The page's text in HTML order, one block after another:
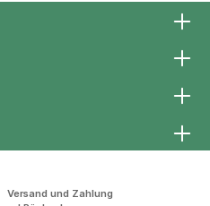
Versand und Zahlung